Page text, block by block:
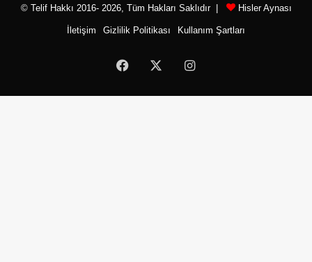
© Telif Hakkı 2016- 2026, Tüm Hakları Saklıdır | Hisler Aynası
İletişim Gizlilik Politikası Kullanım Şartları
Facebook Instagram